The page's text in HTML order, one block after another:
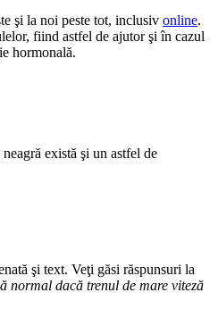
şi la noi peste tot, inclusiv online.
fiind astfel de ajutor şi în cazul
hormonală.
există şi un astfel de
şi text. Veţi găsi răspunsuri la
normal dacă trenul de mare viteză